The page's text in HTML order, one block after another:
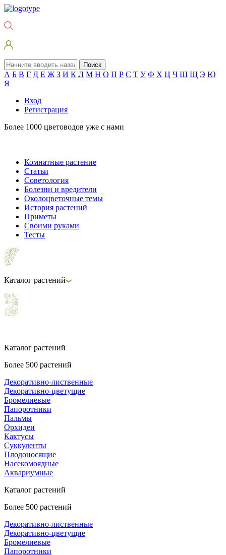
Поиск
А Б В Г Д Е Ж З И К Л М Н О П Р С Т У Ф Х Ц Ч Ш Щ Э Ю
Я
Вход
Регистрация
Более 1000 цветоводов уже с нами
Комнатные растение
Статьи
Советология
Болезни и вредители
Околоцветочные темы
История растений
Приметы
Своими руками
Тесты
Каталог растений
Каталог растений
Более 500 растений
Декоративно-лиственные
Декоративно-цветущие
Бромелиевые
Папоротники
Пальмы
Орхидеи
Кактусы
Суккуленты
Плодоносящие
Насекомоядные
Аквариумные
Каталог растений
Более 500 растений
Декоративно-лиственные
Декоративно-цветущие
Бромелиевые
Папоротники